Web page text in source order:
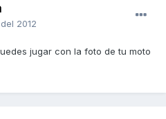
2012
jugar con la foto de tu moto